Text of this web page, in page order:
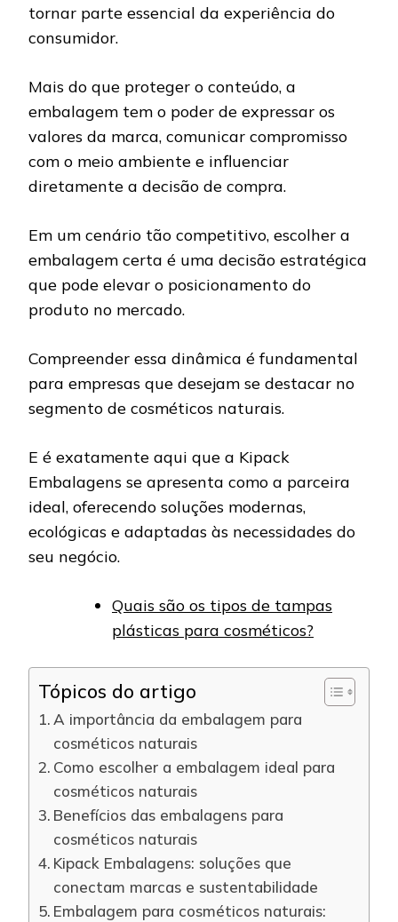
tornar parte essencial da experiência do
consumidor.
Mais do que proteger o conteúdo, a
embalagem tem o poder de expressar os
valores da marca, comunicar compromisso
com o meio ambiente e influenciar
diretamente a decisão de compra.
Em um cenário tão competitivo, escolher a
embalagem certa é uma decisão estratégica
que pode elevar o posicionamento do
produto no mercado.
Compreender essa dinâmica é fundamental
para empresas que desejam se destacar no
segmento de cosméticos naturais.
E é exatamente aqui que a Kipack
Embalagens se apresenta como a parceira
ideal, oferecendo soluções modernas,
ecológicas e adaptadas às necessidades do
seu negócio.
Quais são os tipos de tampas
plásticas para cosméticos?
Tópicos do artigo
A importância da embalagem para
cosméticos naturais
Como escolher a embalagem ideal para
cosméticos naturais
Benefícios das embalagens para
cosméticos naturais
Kipack Embalagens: soluções que
conectam marcas e sustentabilidade
Embalagem para cosméticos naturais: